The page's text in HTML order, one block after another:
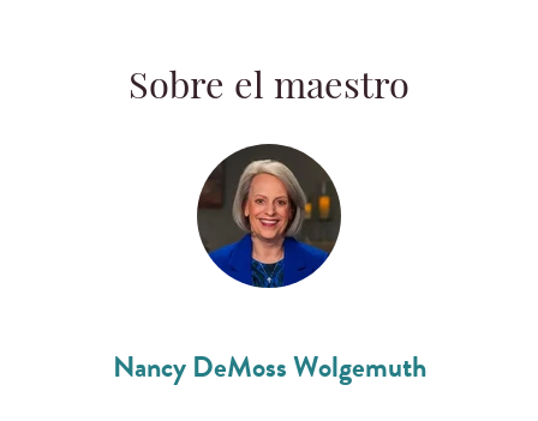
Sobre el maestro
Nancy DeMoss Wolgemuth